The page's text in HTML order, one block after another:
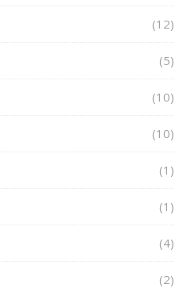
(12)
(5)
(10)
(10)
(1)
(1)
(4)
(2)